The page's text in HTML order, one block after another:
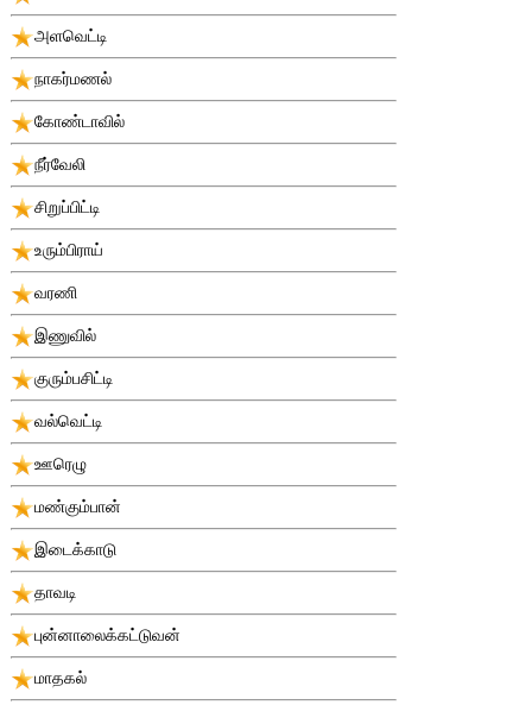
அளவெட்டி
நாகர்மணல்
கோண்டாவில்
நீர்வேலி
சிறுப்பிட்டி
உரும்பிராய்
வரணி
இணுவில்
குரும்பசிட்டி
வல்வெட்டி
ஊரெழு
மண்கும்பான்
இடைக்காடு
தாவடி
புன்னாலைக்கட்டுவன்
மாதகல்